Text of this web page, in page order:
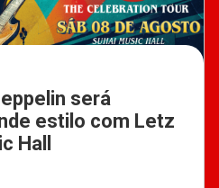
será
estilo com Letz
Hall